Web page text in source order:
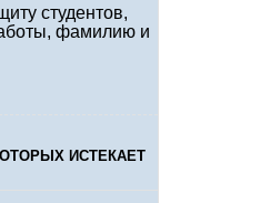
студентов,
фамилию и
ИСТЕКАЕТ